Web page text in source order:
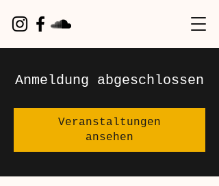
Anmeldung abgeschlossen
Veranstaltungen
ansehen